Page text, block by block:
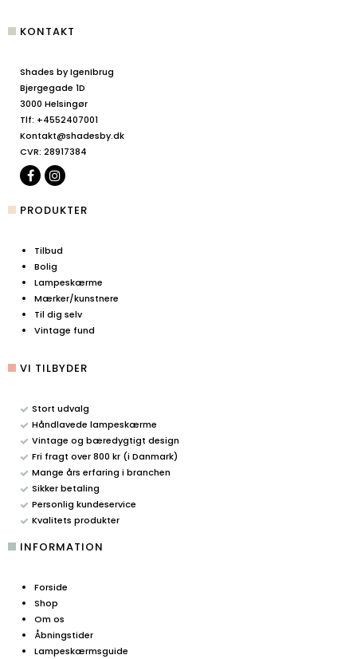
KONTAKT
Shades by IgenIbrug
Bjergegade 1D
3000 Helsingør
Tlf: +4552407001
Kontakt@shadesby.dk
CVR: 28917384
PRODUKTER
Tilbud
Bolig
Lampeskærme
Mærker/kunstnere
Til dig selv
Vintage fund
VI TILBYDER
Stort udvalg
Håndlavede lampeskærme
Vintage og bæredygtigt design
Fri fragt over 800 kr (i Danmark)
Mange års erfaring i branchen
Sikker betaling
Personlig kundeservice
Kvalitets produkter
INFORMATION
Forside
Shop
Om os
Åbningstider
Lampeskærmsguide